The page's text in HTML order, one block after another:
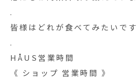
.
皆様はどれが食べてみたいです
.
HÅUS営業時間
《 ショップ 営業時間 》